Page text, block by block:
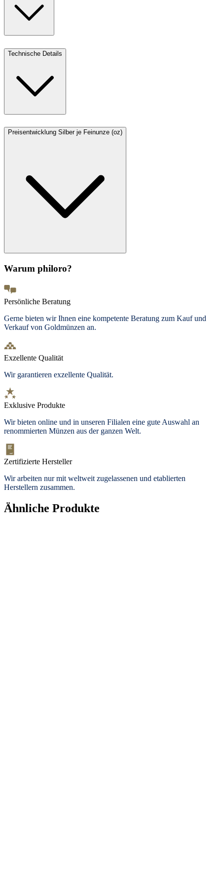
Technische Details
Preisentwicklung Silber je Feinunze (oz)
Warum philoro?
Persönliche Beratung
Gerne bieten wir Ihnen eine kompetente Beratung zum Kauf und
Verkauf von Goldmünzen an.
Exzellente Qualität
Wir garantieren exzellente Qualität.
Exklusive Produkte
Wir bieten online und in unseren Filialen eine gute Auswahl an
renommierten Münzen aus der ganzen Welt.
Zertifizierte Hersteller
Wir arbeiten nur mit weltweit zugelassenen und etablierten
Herstellern zusammen.
Ähnliche Produkte